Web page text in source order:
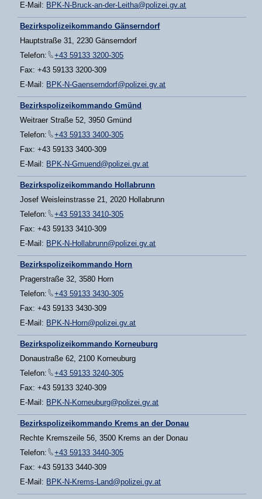
E-Mail: BPK-N-Bruck-an-der-Leitha@polizei.gv.at
Bezirkspolizeikommando Gänserndorf
Hauptstraße 31, 2230 Gänserndorf
Telefon:
+43 59133 3200-305
Fax: +43 59133 3200-309
E-Mail: BPK-N-Gaenserndorf@polizei.gv.at
Bezirkspolizeikommando Gmünd
Weitraer Straße 52, 3950 Gmünd
Telefon:
+43 59133 3400-305
Fax: +43 59133 3400-309
E-Mail: BPK-N-Gmuend@polizei.gv.at
Bezirkspolizeikommando Hollabrunn
Josef Weisleinstrasse 21, 2020 Hollabrunn
Telefon:
+43 59133 3410-305
Fax: +43 59133 3410-309
E-Mail: BPK-N-Hollabrunn@polizei.gv.at
Bezirkspolizeikommando Horn
Pragerstraße 32, 3580 Horn
Telefon:
+43 59133 3430-305
Fax: +43 59133 3430-309
E-Mail: BPK-N-Horn@polizei.gv.at
Bezirkspolizeikommando Korneuburg
Donaustraße 62, 2100 Korneuburg
Telefon:
+43 59133 3240-305
Fax: +43 59133 3240-309
E-Mail: BPK-N-Korneuburg@polizei.gv.at
Bezirkspolizeikommando Krems an der Donau
Rechte Kremszeile 56, 3500 Krems an der Donau
Telefon:
+43 59133 3440-305
Fax: +43 59133 3440-309
E-Mail: BPK-N-Krems-Land@polizei.gv.at